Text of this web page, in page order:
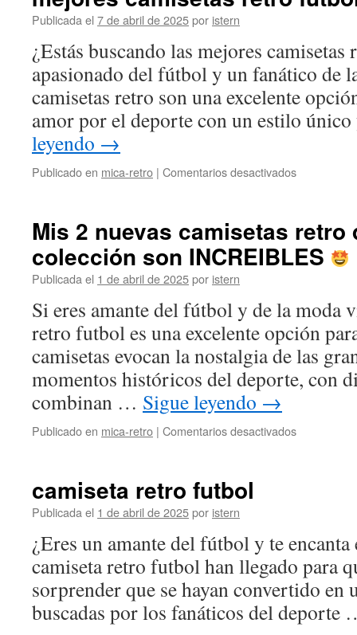
Dinamarca
Publicada el 7 de abril de 2025por istern
¿Estás buscando las mejores
apasionado del fútbol y un fanático de
camisetas retro son una excelente
amor por el deporte con un estilo
leyendo →
Publicado en mica-retro | Comentarios desactivadosen
fútbol
Mis 2 nuevas camisetas retro
colección son INCREIBLES
Publicada el 1 de abril de 2025por istern
Si eres amante del fútbol y de la moda
retro futbol es una excelente opción
camisetas evocan la nostalgia de las
momentos históricos del deporte, con
combinan … Sigue leyendo →
Publicado en mica-retro | Comentarios desactivadosen
futbol
mi
colección
camiseta retro futbol
Publicada el 1 de abril de 2025por istern
¿Eres un amante del fútbol y te
camiseta retro futbol han llegado para
sorprender que se hayan convertido en
buscadas por los fanáticos del